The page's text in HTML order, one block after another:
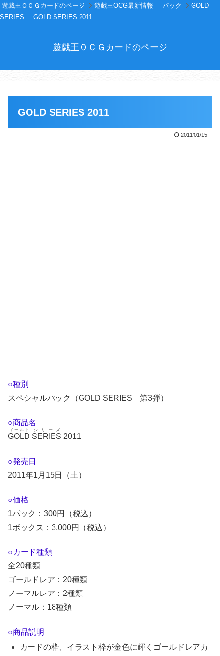
遊戯王ＯＣＧカードのページ 遊戯王OCG最新情報 パック
GOLD
SERIES
GOLD SERIES 2011
遊戯王ＯＣＧカードのページ
GOLD SERIES 2011
2011/01/15
○種別
スペシャルパック（GOLD SERIES 第3弾）
○商品名
GOLD
ゴールド
SERIES
シリーズ
2011
○発売日
2011年1月15日（土）
○価格
1パック：300円（税込）
1ボックス：3,000円（税込）
○カード種類
全20種類
ゴールドレア：20種類
ノーマルレア：2種類
ノーマル：18種類
○商品説明
カードの枠、イラスト枠が金色に輝くゴールドレアカ